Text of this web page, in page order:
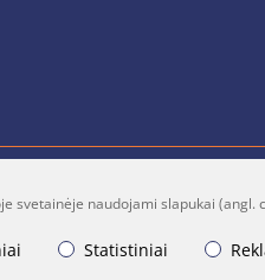
vrsa@vrsa.lt
svetainėje naudojami slapukai
Statistiniai